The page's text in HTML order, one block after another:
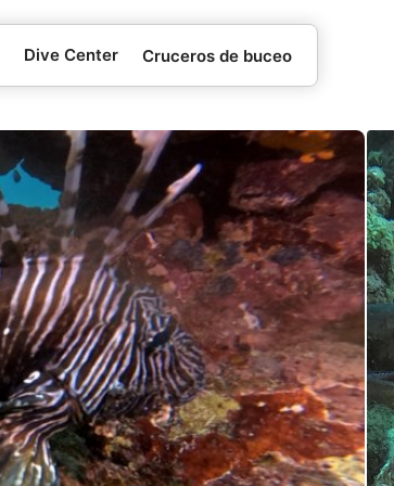
Dive Center Cruceros de buceo